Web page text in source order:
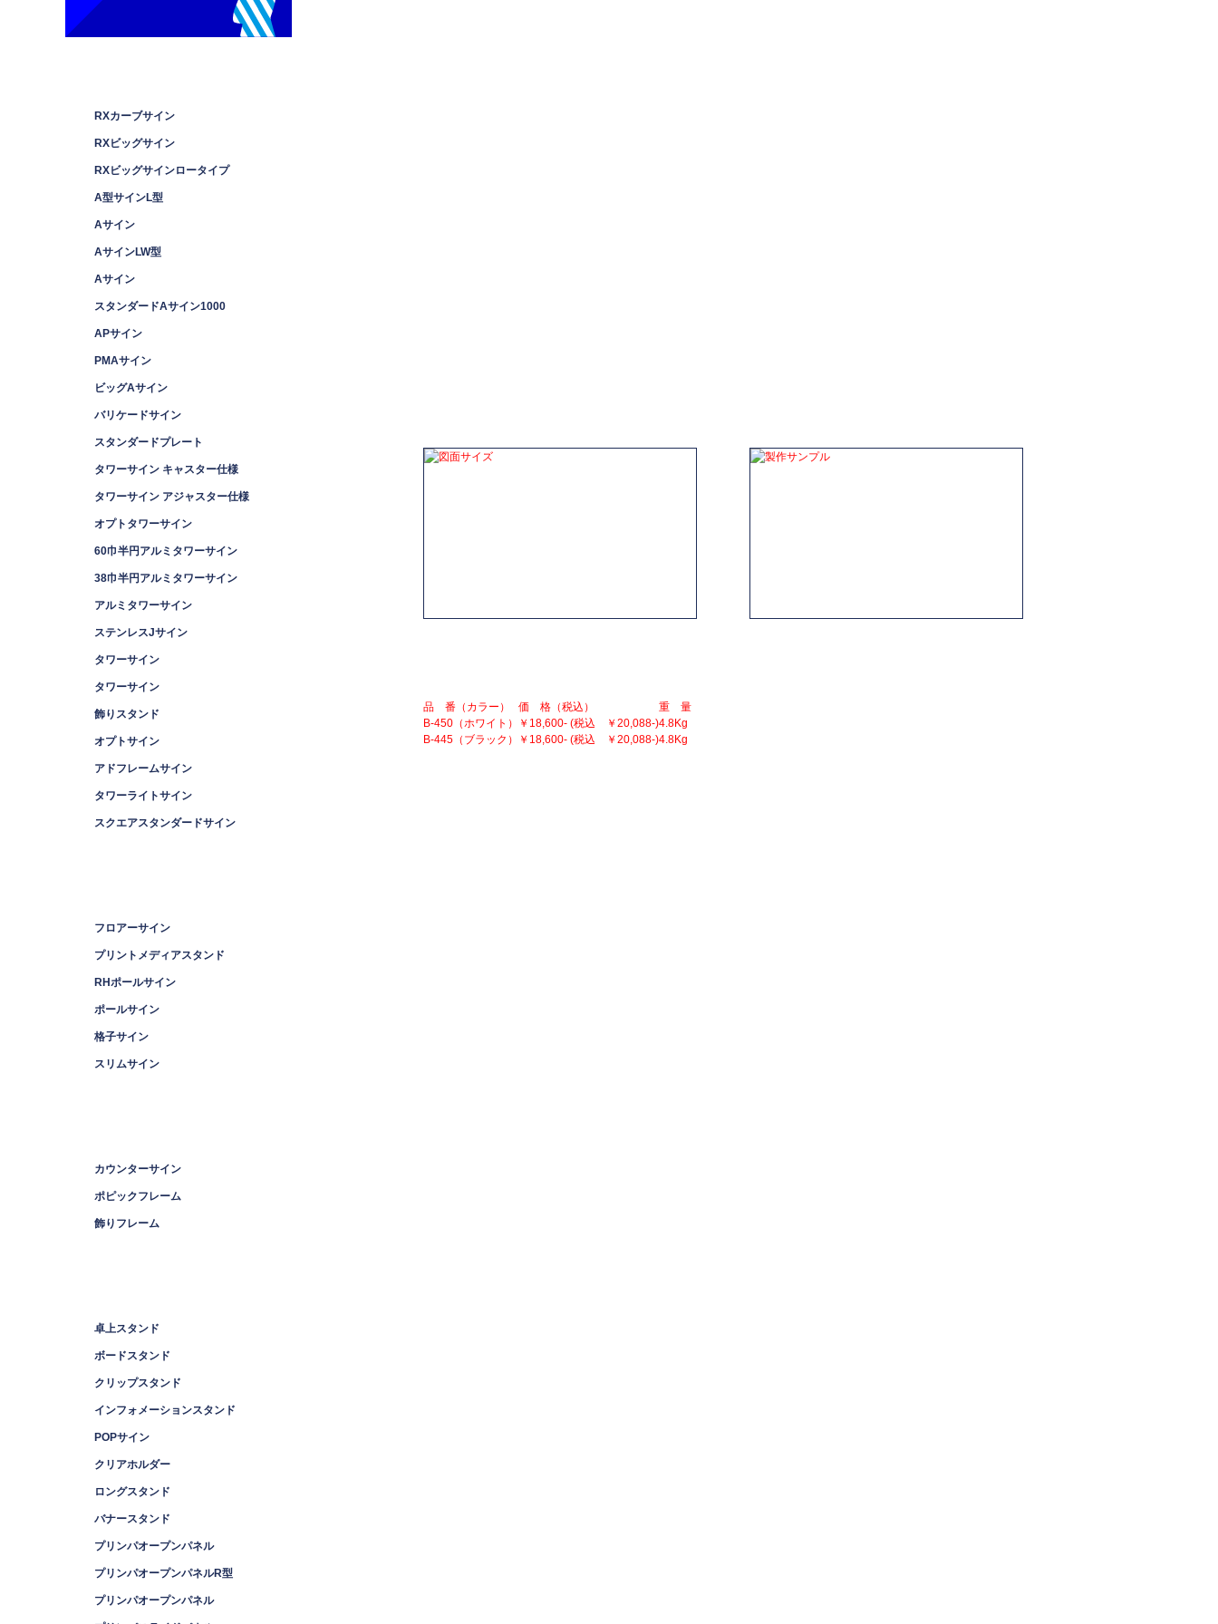
RXカーブサイン
RXビッグサイン
RXビッグサインロータイプ
A型サインL型
Aサイン
AサインLW型
Aサイン
スタンダードAサイン1000
APサイン
PMAサイン
ビッグAサイン
バリケードサイン
スタンダードプレート
タワーサイン キャスター仕様
タワーサイン アジャスター仕様
オプトタワーサイン
60巾半円アルミタワーサイン
38巾半円アルミタワーサイン
アルミタワーサイン
ステンレスJサイン
タワーサイン
タワーサイン
飾りスタンド
オプトサイン
アドフレームサイン
タワーライトサイン
スクエアスタンダードサイン
フロアーサイン
プリントメディアスタンド
RHポールサイン
ポールサイン
格子サイン
スリムサイン
カウンターサイン
ポピックフレーム
飾りフレーム
卓上スタンド
ボードスタンド
クリップスタンド
インフォメーションスタンド
POPサイン
クリアホルダー
ロングスタンド
バナースタンド
プリンパオープンパネル
プリンパオープンパネルR型
プリンパオープンパネル
品 番（カラー） 価 格（税込）
重 量
B-450（ホワイト）
￥18,600- (税込 ￥20,088-)4.8Kg
B-445（ブラック）
￥18,600- (税込 ￥20,088-)4.8Kg